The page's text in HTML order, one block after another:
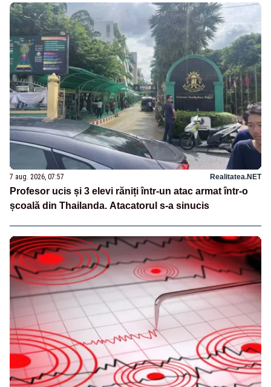
7 aug. 2026, 07:57 Realitatea.NET
Profesor ucis și 3 elevi răniți într-un atac armat într-o
școală din Thailanda. Atacatorul s-a sinucis